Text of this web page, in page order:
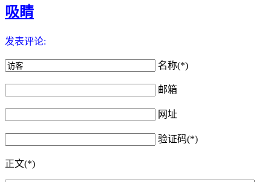
吸睛
发表评论:
名称(*)
邮箱
网址
验证码(*)
正文(*)